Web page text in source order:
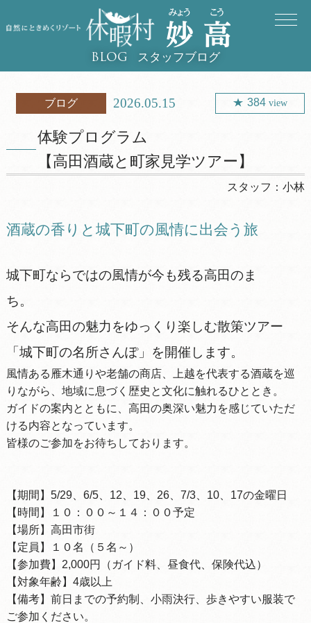
BLOG スタッフブログ
ブログ 2026.05.15 384 view
体験プログラム
【高田酒蔵と町家見学ツアー】
スタッフ：小林
酒蔵の香りと城下町の風情に出会う旅
城下町ならではの風情が今も残る高田のま
ち。
そんな高田の魅力をゆっくり楽しむ散策ツアー
「城下町の名所さんぽ」を開催します。
風情ある雁木通りや老舗の商店、上越を代表する酒蔵を巡
りながら、地域に息づく歴史と文化に触れるひととき。
ガイドの案内とともに、高田の奥深い魅力を感じていただ
ける内容となっています。
皆様のご参加をお待ちしております。
【期間】5/29、6/5、12、19、26、7/3、10、17の金曜日
【時間】１０：００～１４：００予定
【場所】高田市街
【定員】１０名（５名～）
【参加費】2,000円（ガイド料、昼食代、保険代込）
【対象年齢】4歳以上
【備考】前日までの予約制、小雨決行、歩きやすい服装で
ご参加ください。